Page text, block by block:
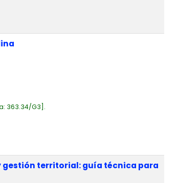
363.34/G3 .
gestión territorial: guía técnica para